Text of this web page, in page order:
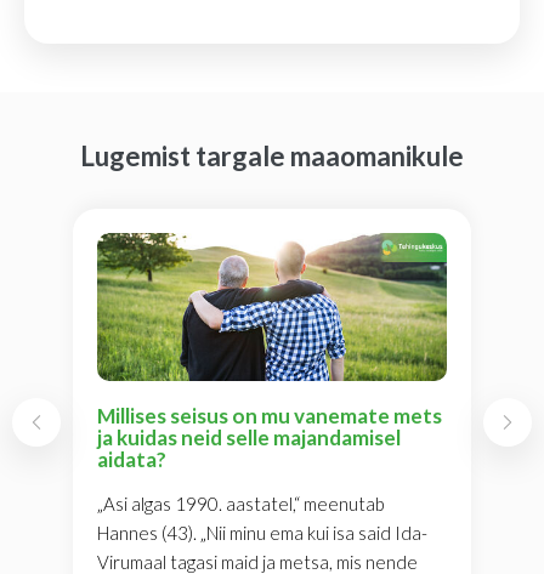
Lugemist targale maaomanikule
Millises seisus on mu vanemate mets
ja kuidas neid selle majandamisel
aidata?
„Asi algas 1990. aastatel,“ meenutab
Hannes (43). „Nii minu ema kui isa said Ida-
Virumaal tagasi maid ja metsa, mis nende